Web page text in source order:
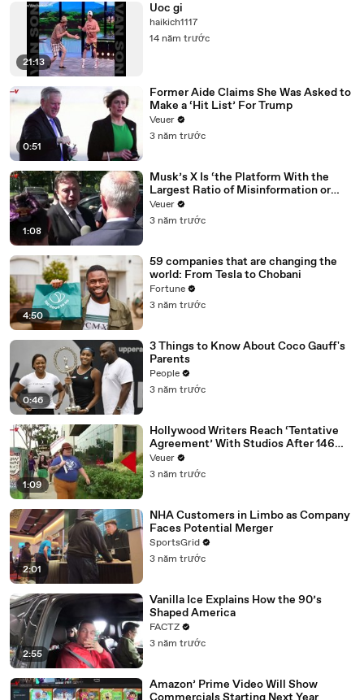
21:13
Uoc gi
haikich1117
14 năm trước
0:51
Former Aide Claims She Was Asked to
Make a ‘Hit List’ For Trump
Veuer
3 năm trước
1:08
Musk’s X Is ‘the Platform With the
Largest Ratio of Misinformation or
Disinformation’ Amongst All Social
Media Platforms
Veuer
3 năm trước
4:50
59 companies that are changing the
world: From Tesla to Chobani
Fortune
3 năm trước
0:46
3 Things to Know About Coco Gauff's
Parents
People
3 năm trước
1:09
Hollywood Writers Reach ‘Tentative
Agreement’ With Studios After 146
Day Strike
Veuer
3 năm trước
2:01
NHA Customers in Limbo as Company
Faces Potential Merger
SportsGrid
3 năm trước
2:55
Vanilla Ice Explains How the 90’s
Shaped America
FACTZ
3 năm trước
Amazon’ Prime Video Will Show